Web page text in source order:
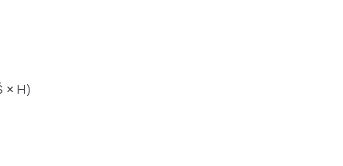
× H)